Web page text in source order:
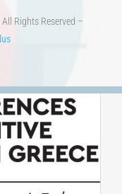
All Rights Reserved –